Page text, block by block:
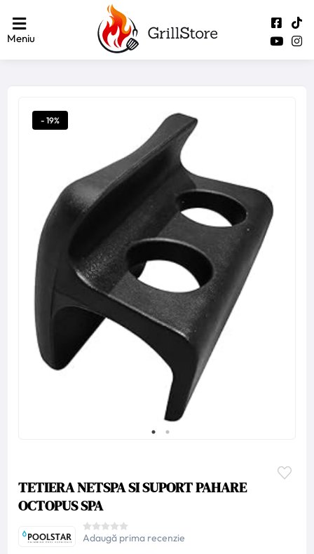
Meniu
- 19%
TETIERA NETSPA SI SUPORT PAHARE
OCTOPUS SPA
Adaugă prima recenzie